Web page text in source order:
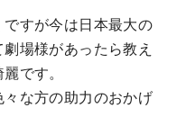
すが今は日本最大の
場様があったら教え
です。
な方の助力のおかげ